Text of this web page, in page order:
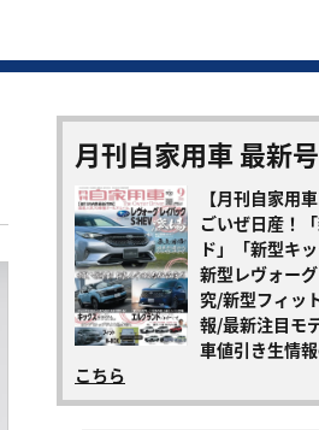
月刊自家用車 最新号
【月刊自家用
ごいぜ日産！
ド」「新型キ
新型レヴォー
究/新型フィッ
報/最新注目モ
車値引き生情
こちら